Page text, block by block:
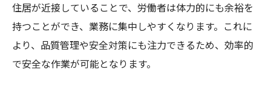
住居が近接していることで、労働者は体力的にも余裕を
持つことができ、業務に集中しやすくなります。これに
より、品質管理や安全対策にも注力できるため、効率的
で安全な作業が可能となります。